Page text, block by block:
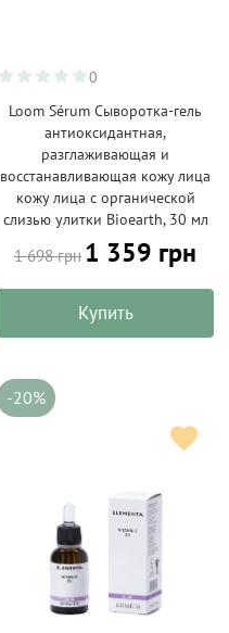
0
Loom Sérum Сыворотка-гель
антиоксидантная,
разглаживающая и
восстанавливающая кожу лица
кожу лица с органической
слизью улитки Bioearth, 30 мл
1 698 грн 1 359 грн
Купить
-20%